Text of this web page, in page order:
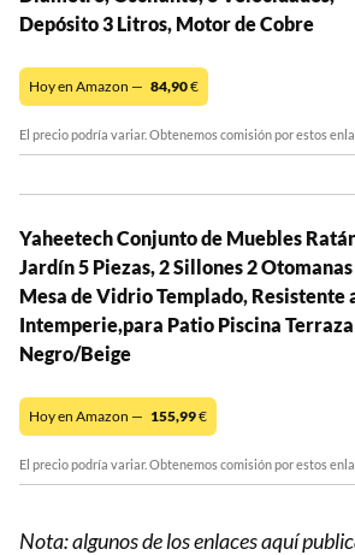
Depósito 3 Litros, Motor de Cobre
Hoy en Amazon — 84,90€
El precio podría variar. Obtenemos comisión por estos
Yaheetech Conjunto de Muebles
Jardín 5 Piezas, 2 Sillones 2 Otomanas
Mesa de Vidrio Templado, Resistente
Intemperie,para Patio Piscina Terraza
Negro/Beige
Hoy en Amazon — 155,99€
El precio podría variar. Obtenemos comisión por estos
Nota: algunos de los enlaces aquí